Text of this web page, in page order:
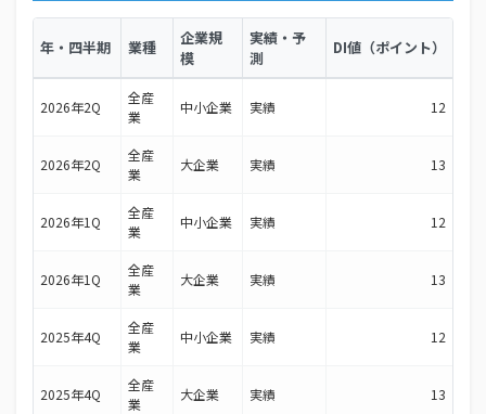
年・四半期 業種
企業規
模
実績・予
測
DI値（ポイント）
2026年2Q
全産
業
中小企業 実績 12
2026年2Q
全産
業
大企業 実績 13
2026年1Q
全産
業
中小企業 実績 12
2026年1Q
全産
業
大企業 実績 13
2025年4Q
全産
業
中小企業 実績 12
2025年4Q
全産
業
大企業 実績 13